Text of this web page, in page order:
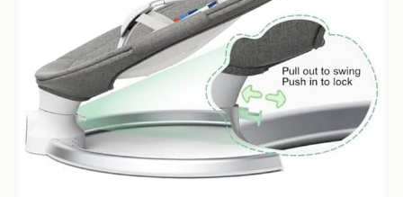
la pour le verrouiller)
【Conception
détachable et 2 options
d'alimentation】 Le
matelas et l'oreiller de
la balançoire pour bébé
sont amovibles et
lavables en machine
pour un nettoyage
facile. Avec des